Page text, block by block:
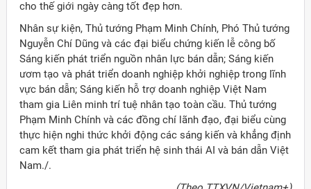
cho thế giới ngày càng tốt đẹp hơn.
Nhân sự kiện, Thủ tướng Phạm Minh Chính, Phó Thủ tướng
Nguyễn Chí Dũng và các đại biểu chứng kiến lễ công bố
Sáng kiến phát triển nguồn nhân lực bán dẫn; Sáng kiến
ươm tạo và phát triển doanh nghiệp khởi nghiệp trong lĩnh
vực bán dẫn; Sáng kiến hỗ trợ doanh nghiệp Việt Nam
tham gia Liên minh trí tuệ nhân tạo toàn cầu. Thủ tướng
Phạm Minh Chính và các đồng chí lãnh đạo, đại biểu cùng
thực hiện nghi thức khởi động các sáng kiến và khẳng định
cam kết tham gia phát triển hệ sinh thái AI và bán dẫn Việt
Nam./.